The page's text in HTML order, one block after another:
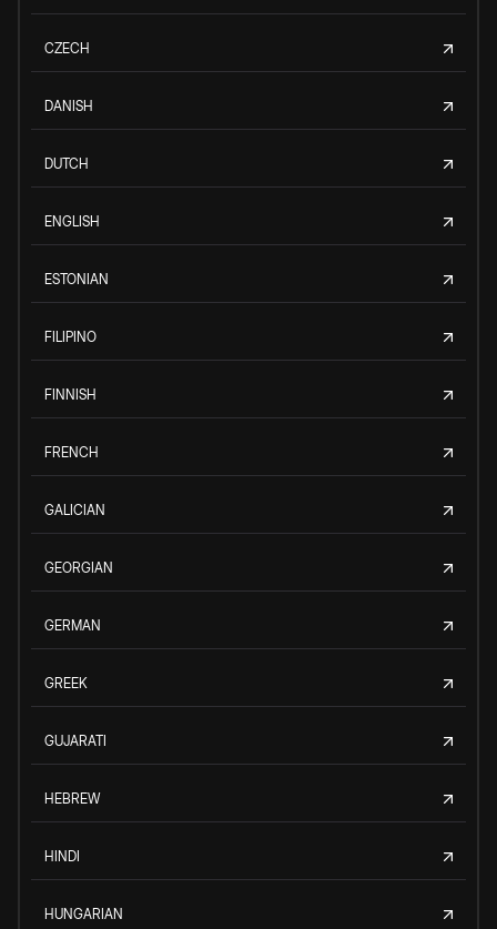
CZECH
DANISH
DUTCH
ENGLISH
ESTONIAN
FILIPINO
FINNISH
FRENCH
GALICIAN
GEORGIAN
GERMAN
GREEK
GUJARATI
HEBREW
HINDI
HUNGARIAN